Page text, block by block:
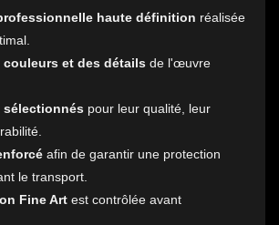
haute définition réalisée
couleurs et des détails de l'œuvre
sélectionnés pour leur qualité, leur
afin de garantir une protection
le transport.
Fine Art est contrôlée avant